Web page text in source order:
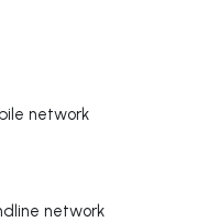
network
network